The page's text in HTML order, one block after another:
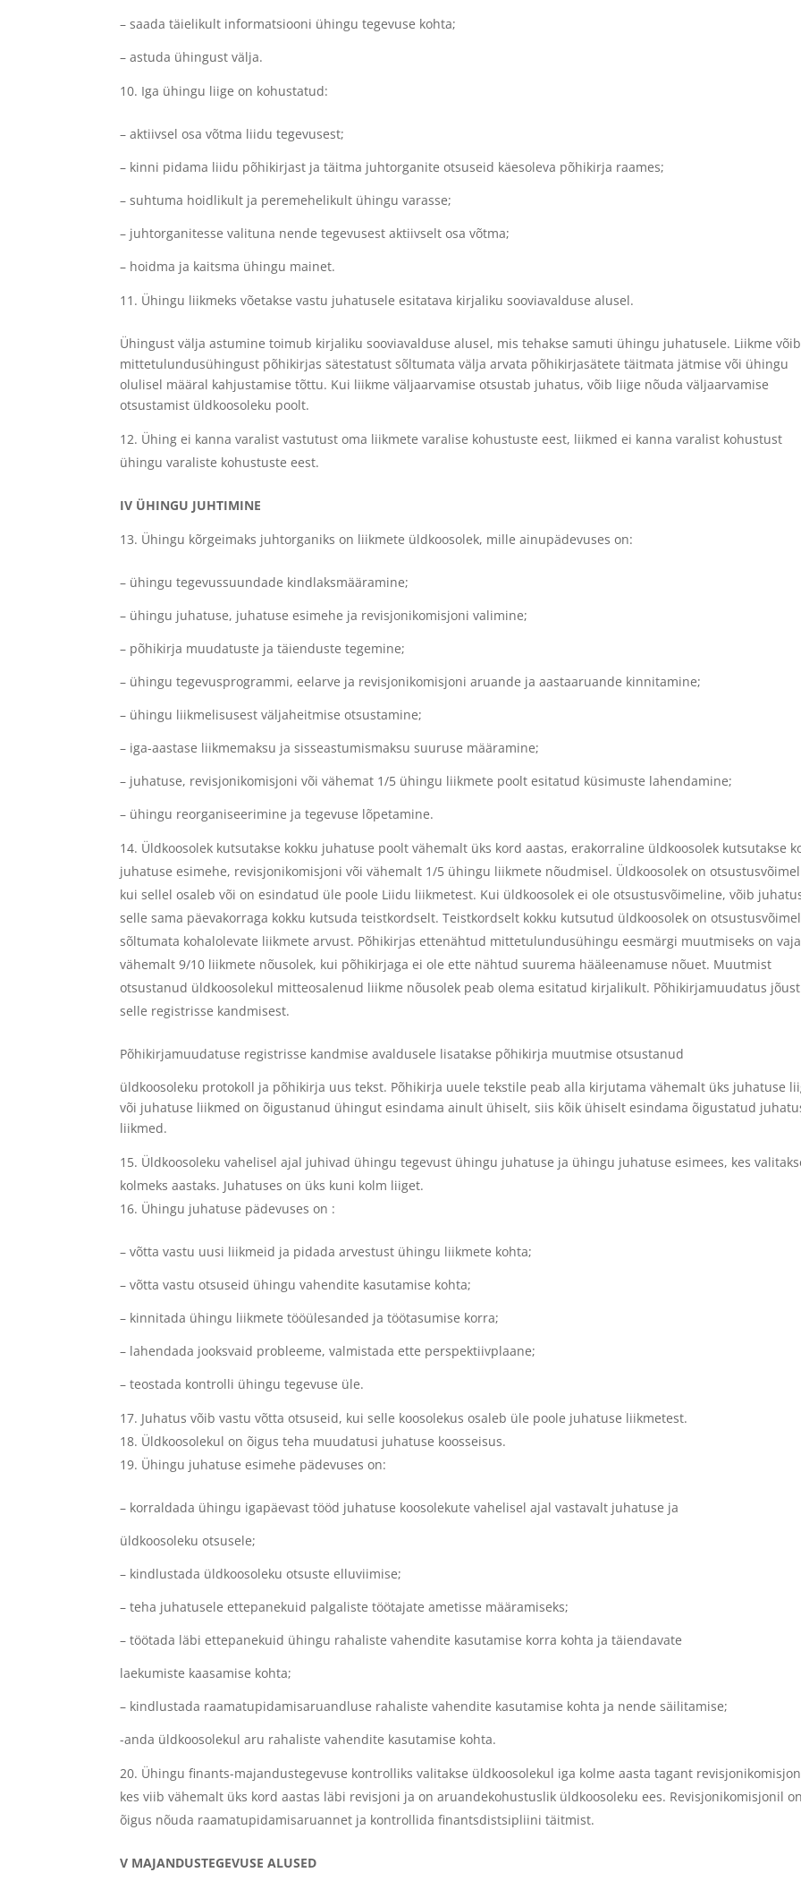
– saada täielikult informatsiooni ühingu tegevuse kohta;
– astuda ühingust välja.
Iga ühingu liige on kohustatud:
– aktiivsel osa võtma liidu tegevusest;
– kinni pidama liidu põhikirjast ja täitma juhtorganite otsuseid käesoleva põhikirja raames;
– suhtuma hoidlikult ja peremehelikult ühingu varasse;
– juhtorganitesse valituna nende tegevusest aktiivselt osa võtma;
– hoidma ja kaitsma ühingu mainet.
Ühingu liikmeks võetakse vastu juhatusele esitatava kirjaliku sooviavalduse alusel.
Ühingust välja astumine toimub kirjaliku sooviavalduse alusel, mis tehakse samuti ühingu juhatusele. Liikme võib
mittetulundusühingust põhikirjas sätestatust sõltumata välja arvata põhikirjasätete täitmata jätmise või ühingu
olulisel määral kahjustamise tõttu. Kui liikme väljaarvamise otsustab juhatus, võib liige nõuda väljaarvamise
otsustamist üldkoosoleku poolt.
Ühing ei kanna varalist vastutust oma liikmete varalise kohustuste eest, liikmed ei kanna varalist kohustust
ühingu varaliste kohustuste eest.
IV ÜHINGU JUHTIMINE
Ühingu kõrgeimaks juhtorganiks on liikmete üldkoosolek, mille ainupädevuses on:
– ühingu tegevussuundade kindlaksmääramine;
– ühingu juhatuse, juhatuse esimehe ja revisjonikomisjoni valimine;
– põhikirja muudatuste ja täienduste tegemine;
– ühingu tegevusprogrammi, eelarve ja revisjonikomisjoni aruande ja aastaaruande kinnitamine;
– ühingu liikmelisusest väljaheitmise otsustamine;
– iga-aastase liikmemaksu ja sisseastumismaksu suuruse määramine;
– juhatuse, revisjonikomisjoni või vähemat 1/5 ühingu liikmete poolt esitatud küsimuste lahendamine;
– ühingu reorganiseerimine ja tegevuse lõpetamine.
Üldkoosolek kutsutakse kokku juhatuse poolt vähemalt üks kord aastas, erakorraline üldkoosolek kutsutakse
juhatuse esimehe, revisjonikomisjoni või vähemalt 1/5 ühingu liikmete nõudmisel. Üldkoosolek on
kui sellel osaleb või on esindatud üle poole Liidu liikmetest. Kui üldkoosolek ei ole otsustusvõimeline, võib
selle sama päevakorraga kokku kutsuda teistkordselt. Teistkordselt kokku kutsutud üldkoosolek on
sõltumata kohalolevate liikmete arvust. Põhikirjas ettenähtud mittetulundusühingu eesmärgi muutmiseks on
vähemalt 9/10 liikmete nõusolek, kui põhikirjaga ei ole ette nähtud suurema hääleenamuse nõuet. Muutmist
otsustanud üldkoosolekul mitteosalenud liikme nõusolek peab olema esitatud kirjalikult. Põhikirjamuudatus
selle registrisse kandmisest.
Põhikirjamuudatuse registrisse kandmise avaldusele lisatakse põhikirja muutmise otsustanud
üldkoosoleku protokoll ja põhikirja uus tekst. Põhikirja uuele tekstile peab alla kirjutama vähemalt üks juhatuse
või juhatuse liikmed on õigustanud ühingut esindama ainult ühiselt, siis kõik ühiselt esindama õigustatud
liikmed.
Üldkoosoleku vahelisel ajal juhivad ühingu tegevust ühingu juhatuse ja ühingu juhatuse esimees, kes
kolmeks aastaks. Juhatuses on üks kuni kolm liiget.
Ühingu juhatuse pädevuses on :
– võtta vastu uusi liikmeid ja pidada arvestust ühingu liikmete kohta;
– võtta vastu otsuseid ühingu vahendite kasutamise kohta;
– kinnitada ühingu liikmete tööülesanded ja töötasumise korra;
– lahendada jooksvaid probleeme, valmistada ette perspektiivplaane;
– teostada kontrolli ühingu tegevuse üle.
Juhatus võib vastu võtta otsuseid, kui selle koosolekus osaleb üle poole juhatuse liikmetest.
Üldkoosolekul on õigus teha muudatusi juhatuse koosseisus.
Ühingu juhatuse esimehe pädevuses on:
– korraldada ühingu igapäevast tööd juhatuse koosolekute vahelisel ajal vastavalt juhatuse ja
üldkoosoleku otsusele;
– kindlustada üldkoosoleku otsuste elluviimise;
– teha juhatusele ettepanekuid palgaliste töötajate ametisse määramiseks;
– töötada läbi ettepanekuid ühingu rahaliste vahendite kasutamise korra kohta ja täiendavate
laekumiste kaasamise kohta;
– kindlustada raamatupidamisaruandluse rahaliste vahendite kasutamise kohta ja nende säilitamise;
-anda üldkoosolekul aru rahaliste vahendite kasutamise kohta.
Ühingu finants-majandustegevuse kontrolliks valitakse üldkoosolekul iga kolme aasta tagant
kes viib vähemalt üks kord aastas läbi revisjoni ja on aruandekohustuslik üldkoosoleku ees. Revisjonikomisjonil
õigus nõuda raamatupidamisaruannet ja kontrollida finantsdistsipliini täitmist.
V MAJANDUSTEGEVUSE ALUSED